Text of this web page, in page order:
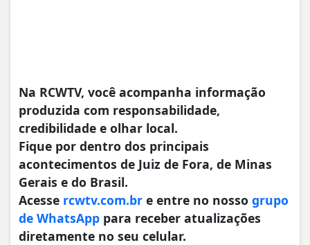
Na RCWTV, você acompanha informação
produzida com responsabilidade,
credibilidade e olhar local.
Fique por dentro dos principais
acontecimentos de Juiz de Fora, de Minas
Gerais e do Brasil.
Acesse rcwtv.com.br e entre no nosso grupo
de WhatsApp para receber atualizações
diretamente no seu celular.